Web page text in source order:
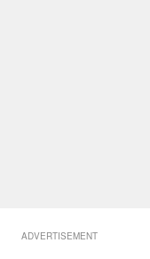
ADVERTISEMENT